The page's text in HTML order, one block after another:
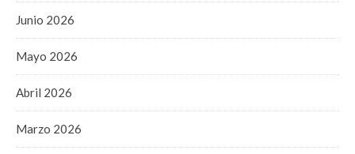
Junio 2026
Mayo 2026
Abril 2026
Marzo 2026